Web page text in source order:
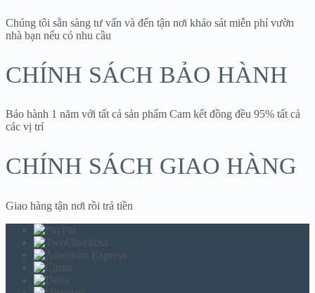
Chúng tôi sẵn sàng tư vấn và đến tận nơi khảo sát miễn phí vườn
nhà bạn nếu có nhu cầu
CHÍNH SÁCH BẢO HÀNH
Bảo hành 1 năm với tất cả sản phẩm Cam kết đồng đều 95% tất cả
các vị trí
CHÍNH SÁCH GIAO HÀNG
Giao hàng tận nơi rồi trả tiền